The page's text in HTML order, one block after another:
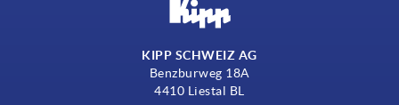
KIPP SCHWEIZ AG
Benzburweg 18A
4410 Liestal BL